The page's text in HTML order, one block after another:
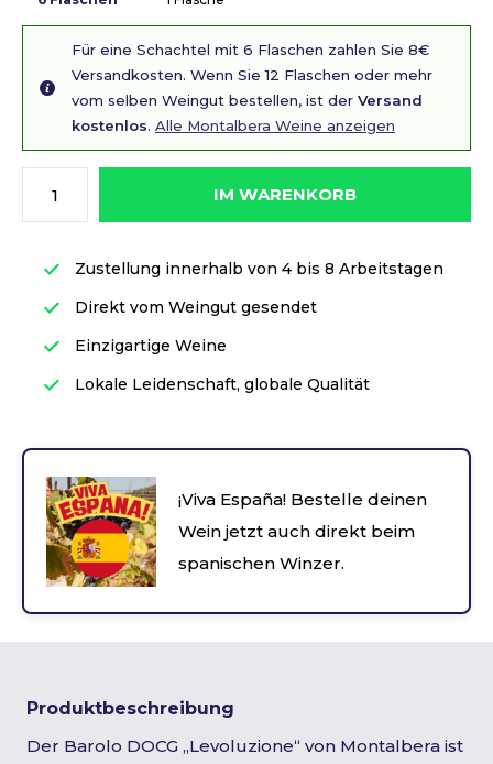
Für eine Schachtel mit 6 Flaschen zahlen Sie 8€
Versandkosten. Wenn Sie 12 Flaschen oder mehr
vom selben Weingut bestellen, ist der Versand
kostenlos. Alle Montalbera Weine anzeigen
IM WARENKORB
Zustellung innerhalb von 4 bis 8 Arbeitstagen
Direkt vom Weingut gesendet
Einzigartige Weine
Lokale Leidenschaft, globale Qualität
¡Viva España! Bestelle deinen
Wein jetzt auch direkt beim
spanischen Winzer.
Produktbeschreibung
Der Barolo DOCG „Levoluzione“ von Montalbera ist